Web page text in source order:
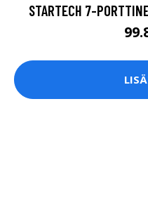
STARTECH 7-